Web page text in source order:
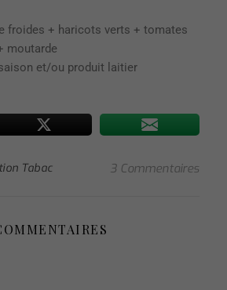
froides + haricots verts + tomates
moutarde
et/ou produit laitier
Tabac 3 Commentaires